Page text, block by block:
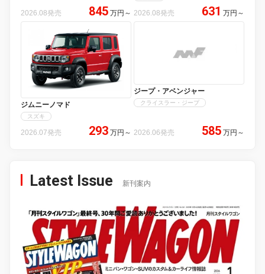
2026.08発売 845 万円 ～ 2026.08発売 631 万円 ～
ジムニーノマド
スズキ
2026.07発売 293 万円 ～
ジープ・アベンジャー
クライスラー・ジープ
2026.06発売 585 万円 ～
Latest Issue 新刊案内